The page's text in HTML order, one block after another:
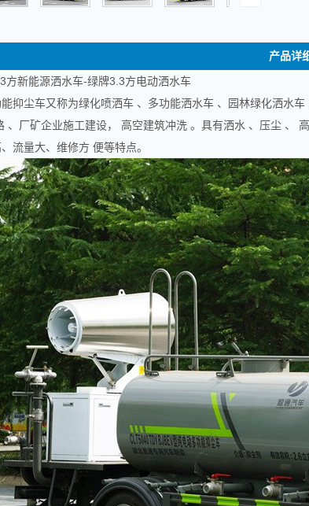
产品详
方新能源洒水车-绿牌3.3方电动洒水车
抑尘车又称为绿化喷洒车 、多功能洒水车 、园林绿化洒水
、厂矿企业施工建设， 高空建筑冲洗 。具有洒水 、压尘 、
流量大、维修方 便等特点。